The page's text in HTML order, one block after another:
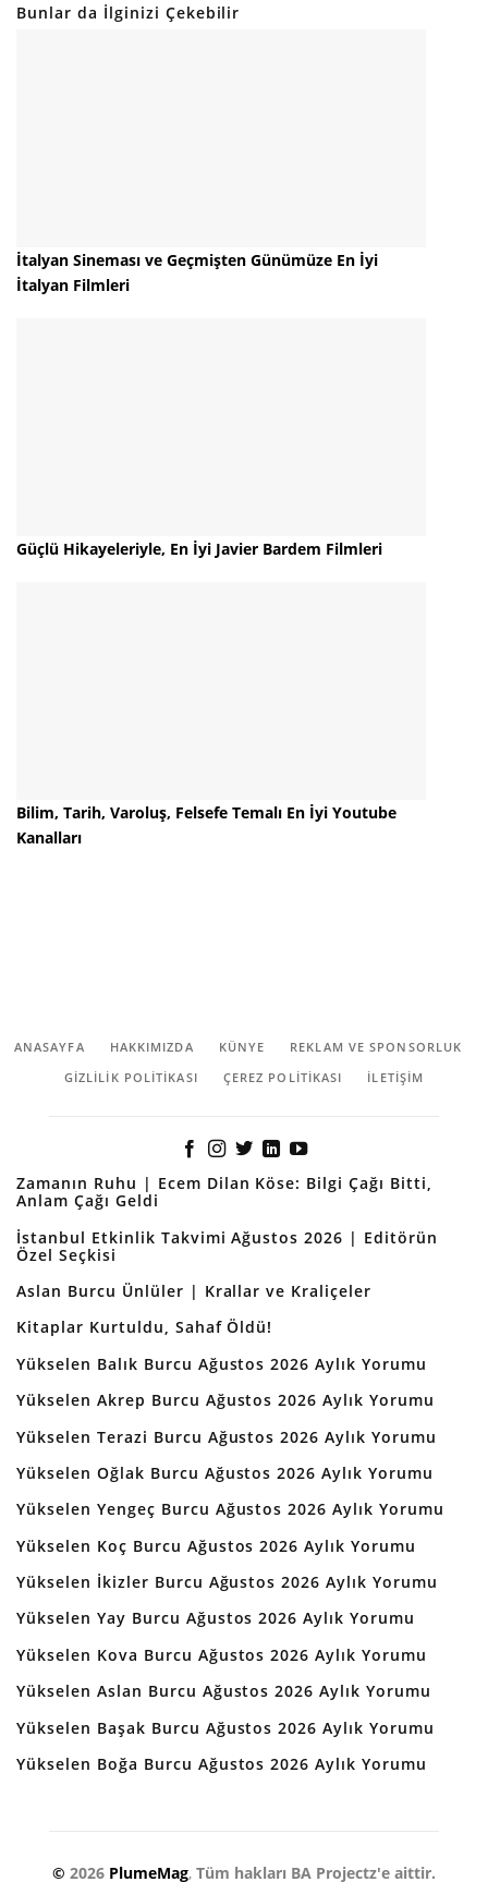
Bunlar da İlginizi Çekebilir
İtalyan Sineması ve Geçmişten Günümüze En İyi
İtalyan Filmleri
Güçlü Hikayeleriyle, En İyi Javier Bardem Filmleri
Bilim, Tarih, Varoluş, Felsefe Temalı En İyi Youtube
Kanalları
ANASAYFA HAKKIMIZDA KÜNYE
REKLAM VE SPONSORLUK
GIZLILIK POLITIKASI
ÇEREZ POLITIKASI İLETİŞİM
Zamanın Ruhu | Ecem Dilan Köse: Bilgi Çağı Bitti,
Anlam Çağı Geldi
İstanbul Etkinlik Takvimi Ağustos 2026 | Editörün
Özel Seçkisi
Aslan Burcu Ünlüler | Krallar ve Kraliçeler
Kitaplar Kurtuldu, Sahaf Öldü!
Yükselen Balık Burcu Ağustos 2026 Aylık Yorumu
Yükselen Akrep Burcu Ağustos 2026 Aylık Yorumu
Yükselen Terazi Burcu Ağustos 2026 Aylık Yorumu
Yükselen Oğlak Burcu Ağustos 2026 Aylık Yorumu
Yükselen Yengeç Burcu Ağustos 2026 Aylık Yorumu
Yükselen Koç Burcu Ağustos 2026 Aylık Yorumu
Yükselen İkizler Burcu Ağustos 2026 Aylık Yorumu
Yükselen Yay Burcu Ağustos 2026 Aylık Yorumu
Yükselen Kova Burcu Ağustos 2026 Aylık Yorumu
Yükselen Aslan Burcu Ağustos 2026 Aylık Yorumu
Yükselen Başak Burcu Ağustos 2026 Aylık Yorumu
Yükselen Boğa Burcu Ağustos 2026 Aylık Yorumu
© 2026 PlumeMag, Tüm hakları BA Projectz'e aittir.